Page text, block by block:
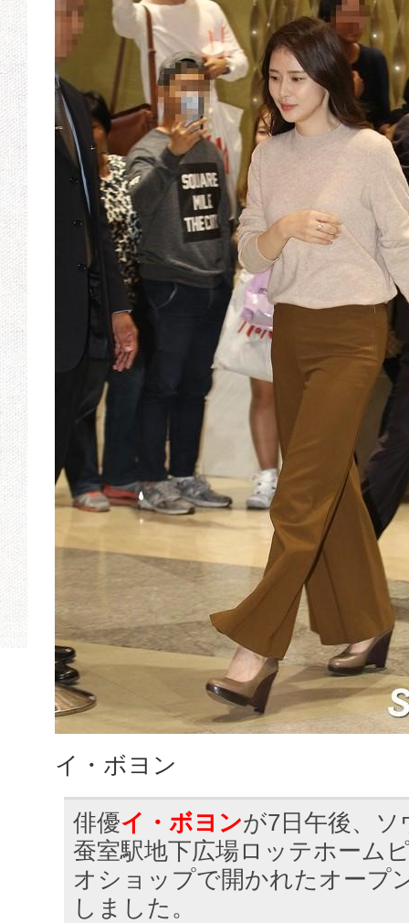
イ・ボヨン
俳優イ・ボヨンが7日午後、ソ
蚕室駅地下広場ロッテホーム
オショップで開かれたオープ
しました。